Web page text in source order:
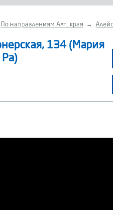
По направлениям Алт. края →
134 (Мария
Ра)